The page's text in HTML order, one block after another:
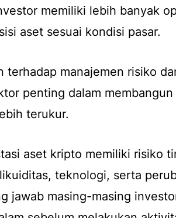
memiliki lebih banyak
aset sesuai kondisi pasar.
terhadap manajemen risiko
penting dalam
terukur.
aset kripto memiliki risiko
teknologi, serta
jawab masing-masing